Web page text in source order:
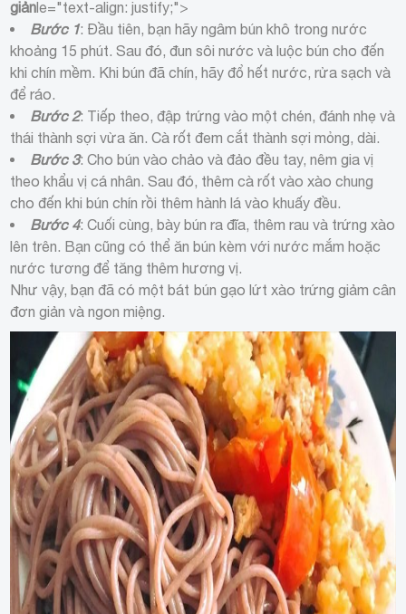
giảnle="text-align: justify;">
Bước 1: Đầu tiên, bạn hãy ngâm bún khô trong nước
khoảng 15 phút. Sau đó, đun sôi nước và luộc bún cho đến
khi chín mềm. Khi bún đã chín, hãy đổ hết nước, rửa sạch và
để ráo.
Bước 2: Tiếp theo, đập trứng vào một chén, đánh nhẹ và
thái thành sợi vừa ăn. Cà rốt đem cắt thành sợi mỏng, dài.
Bước 3: Cho bún vào chảo và đảo đều tay, nêm gia vị
theo khẩu vị cá nhân. Sau đó, thêm cà rốt vào xào chung
cho đến khi bún chín rồi thêm hành lá vào khuấy đều.
Bước 4: Cuối cùng, bày bún ra đĩa, thêm rau và trứng xào
lên trên. Bạn cũng có thể ăn bún kèm với nước mắm hoặc
nước tương để tăng thêm hương vị.
Như vậy, bạn đã có một bát bún gạo lứt xào trứng giảm cân
đơn giản và ngon miệng.